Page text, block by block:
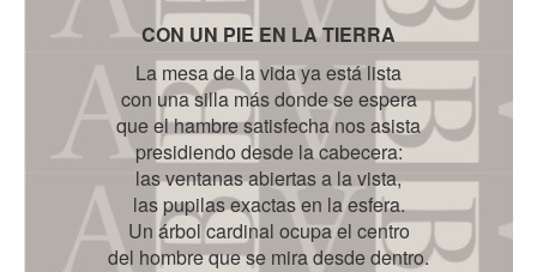
CON UN PIE EN LA TIERRA
La mesa de la vida ya está lista
con una silla más donde se espera
que el hambre satisfecha nos asista
presidiendo desde la cabecera:
las ventanas abiertas a la vista,
las pupilas exactas en la esfera.
Un árbol cardinal ocupa el centro
del hombre que se mira desde dentro.